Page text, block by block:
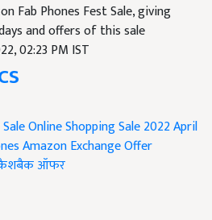
Fab Phones Fest Sale, giving
and offers of this sale
02:23 PM IST
Online Shopping Sale 2022 April
Amazon Exchange Offer
कैशबैक ऑफर